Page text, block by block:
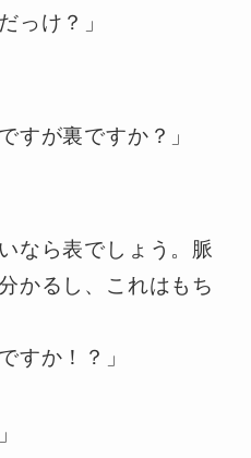
っけ？」
すが裏ですか？」
なら表でしょう。脈
かるし、これはもち
すか！？」